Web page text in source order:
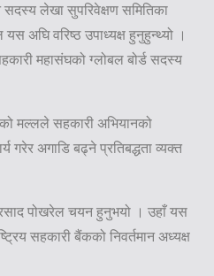
लेखा सुपरिवेक्षण समितिका
अघि वरिष्ठ उपाध्यक्ष हुनुहुन्थ्यो ।
महासंघको ग्लोबल बोर्ड सदस्य
मल्लले सहकारी अभियानको
अगाडि बढ्ने प्रतिबद्धता व्यक्त
पोखरेल चयन हुनुभयो । उहाँ यस
सहकारी बैंकको निवर्तमान अध्यक्ष